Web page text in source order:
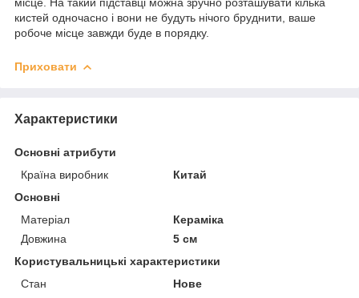
кистей одночасно і вони не будуть нічого бруднити, ваше
робоче місце завжди буде в порядку.
Приховати
Характеристики
Основні атрибути
Країна виробник
Китай
Основні
Матеріал
Кераміка
Довжина
5 см
Користувальницькі характеристики
Стан
Нове